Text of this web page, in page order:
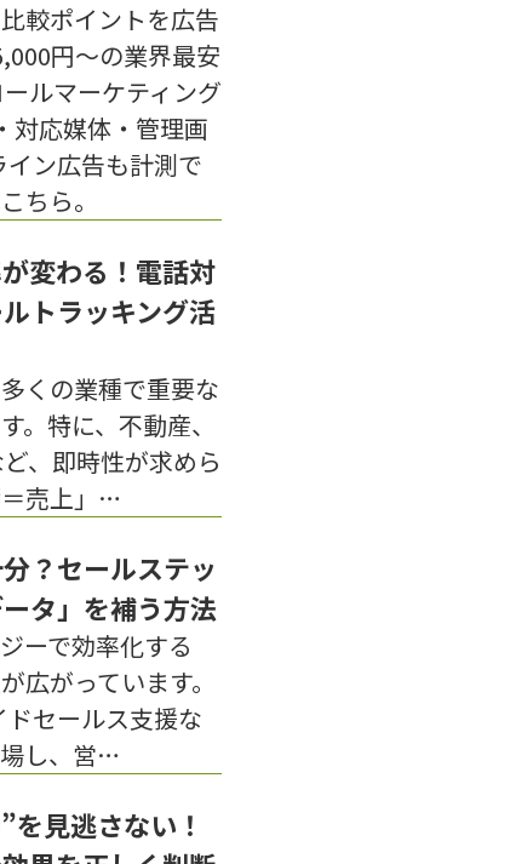
較ポイントを広告
円〜の業界最安
ルマーケティング
対応媒体・管理画
ン広告も計測で
ちら。
変わる！電話対
トラッキング活
くの業種で重要な
。特に、不動産、
、即時性が求めら
売上」…
？セールステッ
タ」を補う方法
ーで効率化する
広がっています。
ドセールス支援な
し、営…
見逃さない！